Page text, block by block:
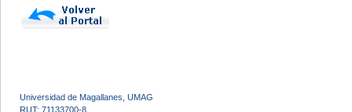
Universidad de Magallanes, UMAG
RUT: 71133700-8